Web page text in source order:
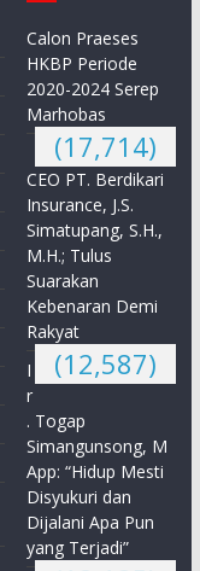
Calon Praeses
HKBP Periode
2020-2024 Serep
Marhobas
(17,714)
CEO PT. Berdikari
Insurance, J.S.
Simatupang, S.H.,
M.H.; Tulus
Suarakan
Kebenaran Demi
Rakyat
(12,587)
I
r
. Togap
Simangunsong, M
App: “Hidup Mesti
Disyukuri dan
Dijalani Apa Pun
yang Terjadi”